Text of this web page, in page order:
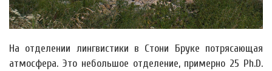
На отделении лингвистики в Стони Бруке потрясающая
атмосфера. Это небольшое отделение, примерно 25 Ph.D.